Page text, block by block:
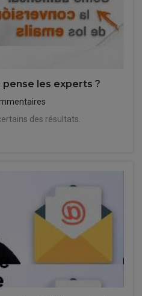
les experts ?
des résultats.